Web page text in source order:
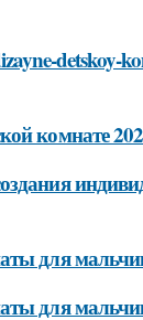
detskoy-
комнате
для
для